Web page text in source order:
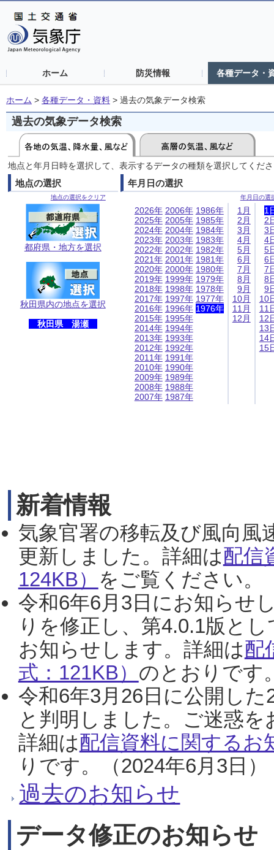
ホーム 防災情報 各種データ・
ホーム > 各種データ・資料 > 過去の気象データ検索
過去の気象データ検索
地点と年月日時を選択して、表示するデータの種類を選択してくだ
地点の選択
地点の選択をクリア
都府県・地方を選択
秋田県内の地点を選択
秋田県 湯瀬
年月日の選択
年月日の選
2026年
2025年
2024年
2023年
2022年
2021年
2020年
2019年
2018年
2017年
2016年
2015年
2014年
2013年
2012年
2011年
2010年
2009年
2008年
2007年
2006年
2005年
2004年
2003年
2002年
2001年
2000年
1999年
1998年
1997年
1996年
1995年
1994年
1993年
1992年
1991年
1990年
1989年
1988年
1987年
1986年
1985年
1984年
1983年
1982年
1981年
1980年
1979年
1978年
1977年
1976年
1月
2月
3月
4月
5月
6月
7月
8月
9月
10月
11月
12月
1
2
3
4
5
6
7
8
9
10
11
12
13
14
15
新着情報
気象官署の移転及び風向風
更新しました。詳細は配信
124KB） をご覧ください。
令和6年6月3日にお知らせ
りを修正し、第4.0.1版と
お知らせします。詳細は配
式：121KB） のとおりです
令和6年3月26日に公開し
と判明しました。ご迷惑
詳細は配信資料に関するお
りです。（2024年6月3日）
過去のお知らせ
データ修正のお知らせ